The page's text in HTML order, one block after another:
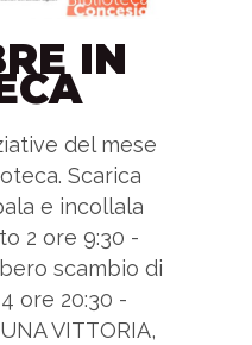
IN
del mese
Scarica
e incollala
2 ore 9:30 -
scambio di
ore 20:30 -
VITTORIA,